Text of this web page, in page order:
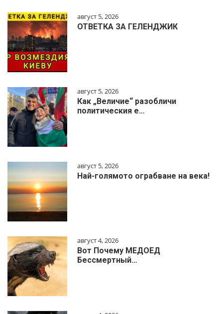
август 5, 2026
ОТВЕТКА ЗА ГЕЛЕНДЖИК
август 5, 2026
Как „Величие“ разобличи
политическия е…
август 5, 2026
Най-голямото ограбване на века!
август 4, 2026
Вот Почему МЕДОЕД
Бессмертный…